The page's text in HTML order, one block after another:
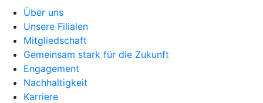
Über uns
Unsere Filialen
Mitgliedschaft
Gemeinsam stark für die Zukunft
Engagement
Nachhaltigkeit
Karriere